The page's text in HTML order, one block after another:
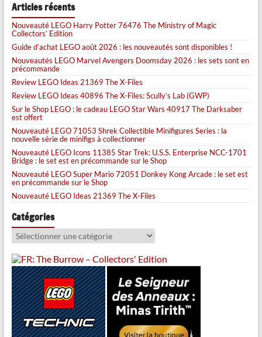
Articles récents
Nouveauté LEGO Harry Potter 76476 The Ministry of Magic
Collectors’ Edition
Guide d’achat LEGO août 2026 : les nouveautés sont disponibles !
Nouveautés LEGO Marvel Avengers Doomsday 2026 : les sets sont en
précommande
Review LEGO Ideas 21369 The X-Files
Review LEGO Ideas 40896 The X-Files: Scully’s Lab (GWP)
Sur le Shop LEGO : le cadeau LEGO Star Wars 40917 The Darksaber
est offert
Nouveauté LEGO 71053 Shrek Collectible Minifigures Series : la
nouvelle série de minifigs à collectionner
Nouveauté LEGO Icons 11385 Star Trek: U.S.S. Enterprise NCC-1701
Bridge : le set est en précommande sur le Shop
Nouveauté LEGO Super Mario 72051 Donkey Kong Arcade : le set est
en précommande sur le Shop
Nouveauté LEGO Ideas 21369 The X-Files
Catégories
Catégories